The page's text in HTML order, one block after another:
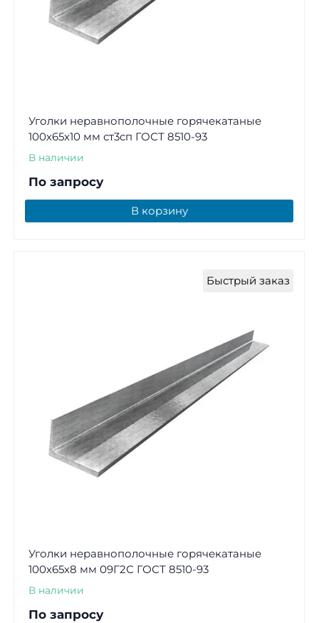
Уголки неравнополочные горячекатаные
100х65х10 мм ст3сп ГОСТ 8510-93
В наличии
По запросу
В корзину
Быстрый заказ
Уголки неравнополочные горячекатаные
100х65х8 мм 09Г2С ГОСТ 8510-93
В наличии
По запросу